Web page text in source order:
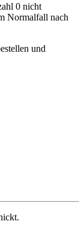
0 nicht
Normalfall nach
und